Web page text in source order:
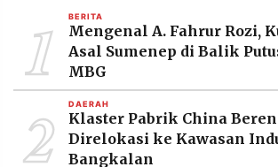
1 BERITA
Mengenal A. Fahrur Rozi,
Asal Sumenep di Balik
MBG
2 DAERAH
Klaster Pabrik China
Direlokasi ke Kawasan
Bangkalan